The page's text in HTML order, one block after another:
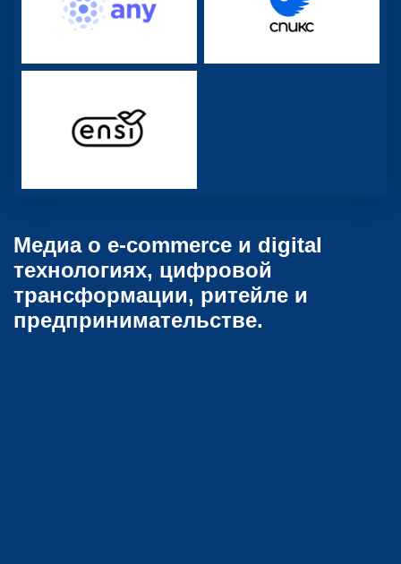
Медиа о e-commerce и digital
технологиях, цифровой
трансформации, ритейле и
предпринимательстве.